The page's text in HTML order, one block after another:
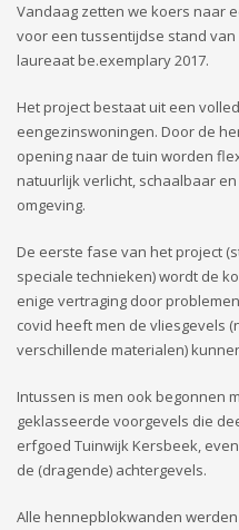
Vandaag zetten we koers naar
voor een tussentijdse stand
laureaat be.exemplary 2017.
Het project bestaat uit een
eengezinswoningen. Door de
opening naar de tuin worden
natuurlijk verlicht, schaalbaar
omgeving.
De eerste fase van het project
speciale technieken) wordt de
enige vertraging door
covid heeft men de vliesgevels
verschillende materialen)
Intussen is men ook begonnen
geklasseerde voorgevels die
erfgoed Tuinwijk Kersbeek,
de (dragende) achtergevels.
Alle hennepblokwanden